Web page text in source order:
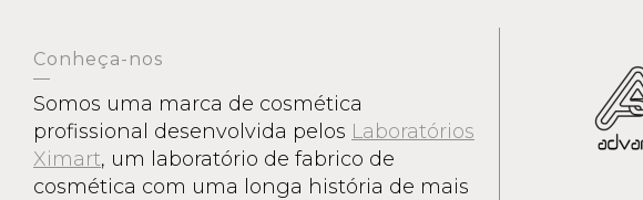
Conheça-nos
Somos uma marca de cosmética
profissional desenvolvida pelos Laboratórios
Ximart, um laboratório de fabrico de
cosmética com uma longa história de mais